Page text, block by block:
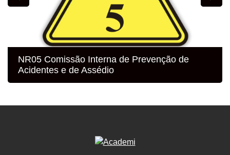
NR05 Comissão Interna de Prevenção de
Acidentes e de Assédio